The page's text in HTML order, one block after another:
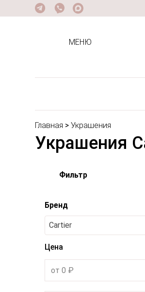
МЕНЮ
Главная > Украшения
Украшения
Фильтр
Бренд
Cartier
Цена